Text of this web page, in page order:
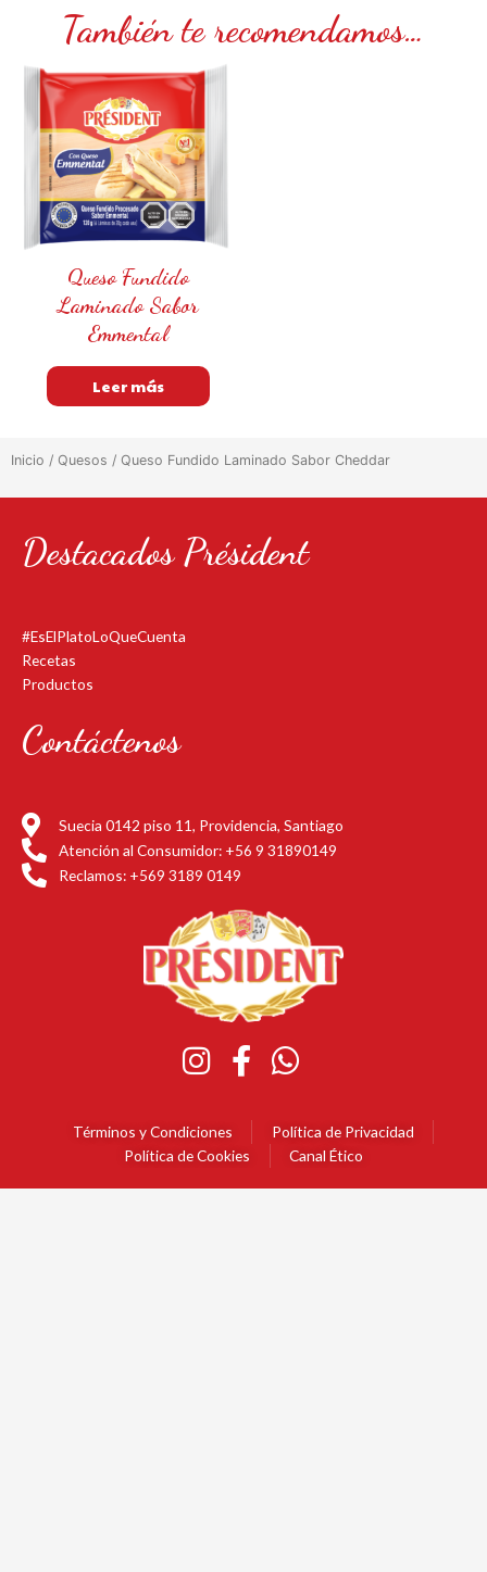
También te recomendamos…
Queso Fundido
Laminado Sabor
Emmental
Leer más
Inicio / Quesos / Queso Fundido Laminado Sabor Cheddar
Destacados Président
#EsElPlatoLoQueCuenta
Recetas
Productos
Contáctenos
Suecia 0142 piso 11, Providencia, Santiago
Atención al Consumidor: +56 9 31890149
Reclamos: +569 3189 0149
Términos y Condiciones
Política de Privacidad
Política de Cookies
Canal Ético